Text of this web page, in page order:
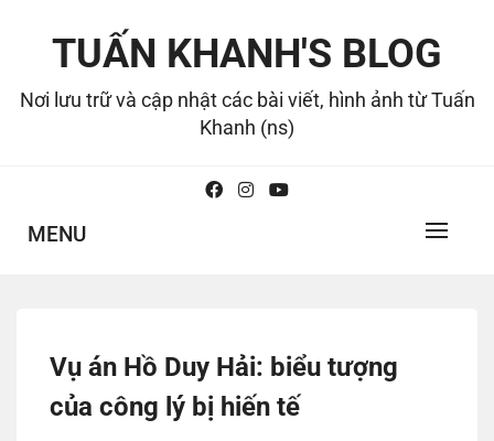
TUẤN KHANH'S BLOG
Nơi lưu trữ và cập nhật các bài viết, hình ảnh từ Tuấn
Khanh (ns)
MENU
Vụ án Hồ Duy Hải: biểu tượng
của công lý bị hiến tế